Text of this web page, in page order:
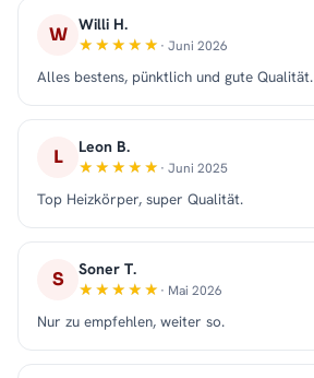
W Willi H.
· Juni 2026
Alles bestens, pünktlich und gute Qualität.
L Leon B.
· Juni 2025
Top Heizkörper, super Qualität.
S Soner T.
· Mai 2026
Nur zu empfehlen, weiter so.